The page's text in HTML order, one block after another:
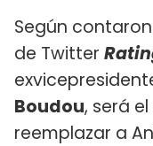
Según
de Twitter
Boudou, será
reemplazar a